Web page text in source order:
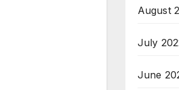
August
July
June